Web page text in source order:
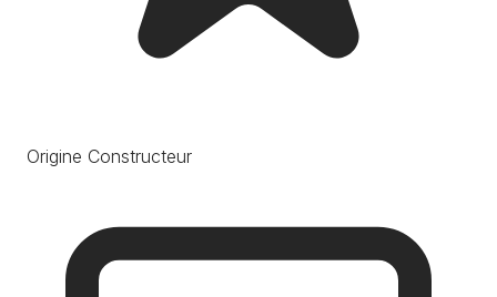
Origine Constructeur